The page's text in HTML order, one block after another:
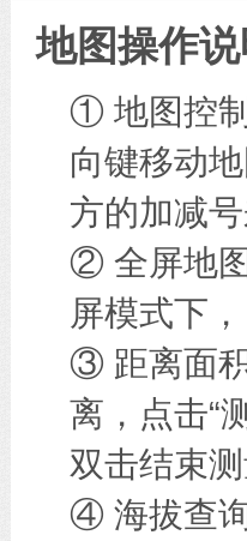
地图操作说
① 地图控
向键移动
方的加减
② 全屏地
屏模式下
③ 距离面
离，点击“
双击结束测
④ 海拔查